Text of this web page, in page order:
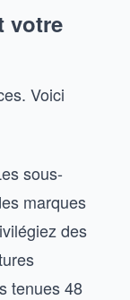
votre
Voici
sous-
marques
des
tenues 48